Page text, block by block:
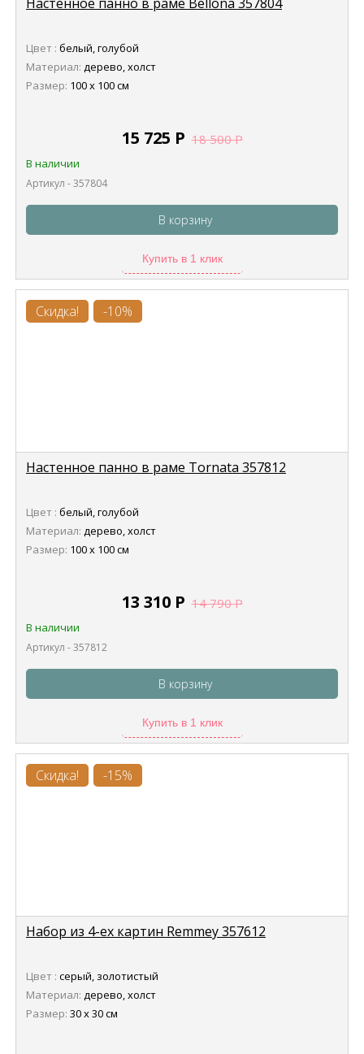
Цвет : белый, голубой
Материал: дерево, холст
Размер: 100 х 100 см
15 725 Р 18 500Р
В наличии
Артикул - 357804
В корзину
Купить в 1 клик
Скидка! -10%
Настенное панно в раме Tornata 357812
Цвет : белый, голубой
Материал: дерево, холст
Размер: 100 х 100 см
13 310 Р 14 790Р
В наличии
Артикул - 357812
В корзину
Купить в 1 клик
Скидка! -15%
Набор из 4-ех картин Remmey 357612
Цвет : серый, золотистый
Материал: дерево, холст
Размер: 30 х 30 см